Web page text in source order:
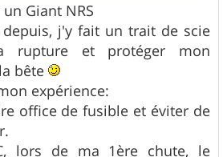
Giant NRS
j'y fait un trait de scie
rupture et protéger mon
bête
expérience:
office de fusible et éviter de
lors de ma 1ère chute, le